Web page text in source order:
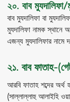
২০. বাব
বাব মুযদালিফা বা
মুযদালিফা নামক স্থানে
এজন্য মুযদালিফার নামে
২১. বাব ফাতাহ-
আরবি ফাতাহ শব্দের
(সাল্লাল্লাহু আলাইহি